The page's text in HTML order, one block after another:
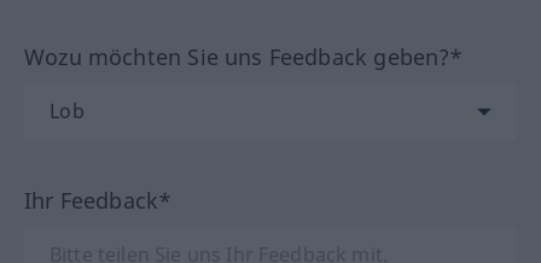
Wozu möchten Sie uns Feedback geben?*
Ihr Feedback*